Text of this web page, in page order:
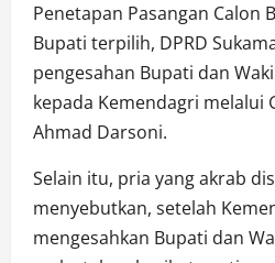
Penetapan Pasangan Calon
Bupati terpilih, DPRD
pengesahan Bupati dan
kepada Kemendagri melalui
Ahmad Darsoni.
Selain itu, pria yang akrab
menyebutkan, setelah
mengesahkan Bupati dan